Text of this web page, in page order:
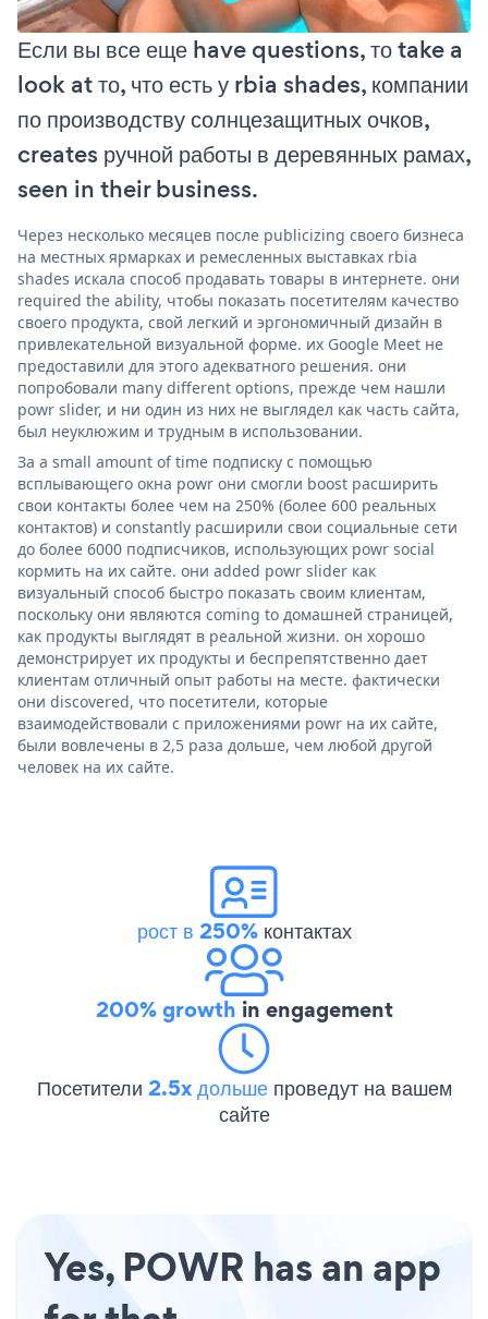
Если вы все еще have questions, то take a
look at то, что есть у rbia shades, компании
по производству солнцезащитных очков,
creates ручной работы в деревянных рамах,
seen in their business.
Через несколько месяцев после publicizing своего бизнеса
на местных ярмарках и ремесленных выставках rbia
shades искала способ продавать товары в интернете. они
required the ability, чтобы показать посетителям качество
своего продукта, свой легкий и эргономичный дизайн в
привлекательной визуальной форме. их Google Meet не
предоставили для этого адекватного решения. они
попробовали many different options, прежде чем нашли
powr slider, и ни один из них не выглядел как часть сайта,
был неуклюжим и трудным в использовании.
За a small amount of time подписку с помощью
всплывающего окна powr они смогли boost расширить
свои контакты более чем на 250% (более 600 реальных
контактов) и constantly расширили свои социальные сети
до более 6000 подписчиков, использующих powr social
кормить на их сайте. они added powr slider как
визуальный способ быстро показать своим клиентам,
поскольку они являются coming to домашней страницей,
как продукты выглядят в реальной жизни. он хорошо
демонстрирует их продукты и беспрепятственно дает
клиентам отличный опыт работы на месте. фактически
они discovered, что посетители, которые
взаимодействовали с приложениями powr на их сайте,
были вовлечены в 2,5 раза дольше, чем любой другой
человек на их сайте.
рост в 250%контактах
200% growth in engagement
Посетители 2.5x дольше проведут на вашем
сайте
Yes, POWR has an app